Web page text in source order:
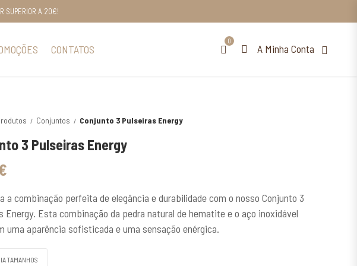
SUPERIOR A 20€!
CONTATOS
0
A Minha Conta
Conjuntos Conjunto 3 Pulseiras Energy
3 Pulseiras Energy
a combinação perfeita de elegância e durabilidade com o nosso Conjunto 3
Energy. Esta combinação da pedra natural de hematite e o aço inoxidável
uma aparência sofisticada e uma sensação enérgica.
TAMANHOS